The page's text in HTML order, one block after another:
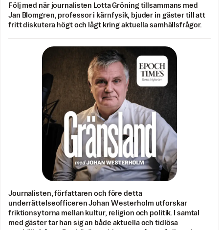
Följ med när journalisten Lotta Gröning tillsammans med
Jan Blomgren, professor i kärnfysik, bjuder in gäster till att
fritt diskutera högt och lågt kring aktuella samhällsfrågor.
Journalisten, författaren och före detta
underrättelseofficeren Johan Westerholm utforskar
friktionsytorna mellan kultur, religion och politik. I samtal
med gäster tar han sig an både aktuella och tidlösa